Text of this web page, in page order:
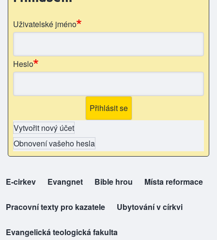
Uživatelské jméno
Heslo
Vytvořit nový účet
Obnovení vašeho hesla
top-odkazy
E-cirkev
(opens in new tab)
Evangnet
(opens in new tab)Bible hrou
(opens in new tab)Místa reformace
(opens in new tab)
Pracovní texty pro kazatele
(opens in new tab) Ubytování v církvi
(opens in new tab)
Evangelická teologická fakulta
(opens in new tab)